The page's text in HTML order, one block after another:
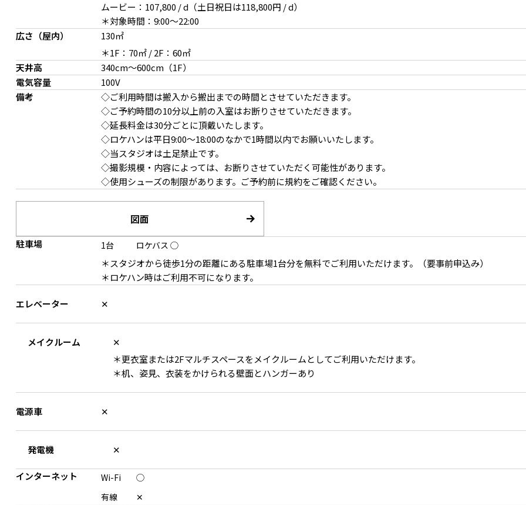
吹抜け上部のスポットライト点灯時 天井高6mの吹き抜け
外階段にも光が差し込む 外階段
ムービー：107,800 / d（土日祝日は118,800円 / d）
＊対象時間：9:00〜22:00
広さ（屋内）
130㎡
＊1F：70㎡ / 2F：60㎡
天井高
340cm〜600cm（1F）
電気容量
100V
備考
◇ご利用時間は搬入から搬出までの時間とさせていただきます。
◇ご予約時間の10分以上前の入室はお断りさせていただきます。
◇延長料金は30分ごとに頂戴いたします。
◇ロケハンは平日9:00〜18:00のなかで1時間以内でお願いいたします。
◇当スタジオは土足禁止です。
◇撮影規模・内容によっては、お断りさせていただく可能性があります。
◇使用シューズの制限があります。ご予約前に規約をご確認ください。
図面
駐車場 1台 ロケバス◯
＊スタジオから徒歩1分の距離にある駐車場1台分を無料でご利用いただけます。（要事前申込み）
＊ロケハン時はご利用不可になります。
エレベーター ✕
メイクルーム
✕
＊更衣室または2Fマルチスペースをメイクルームとしてご利用いただけます。
＊机、姿見、衣装をかけられる壁面とハンガーあり
電源車 ✕
発電機 ✕
インターネット Wi-Fi
◯
有線
✕